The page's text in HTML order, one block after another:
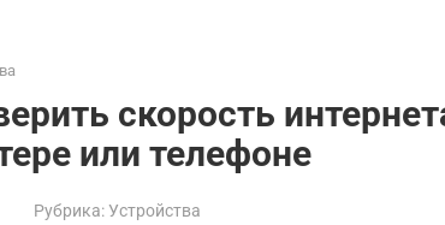
скорость
или телефоне
Рубрика:Устройства